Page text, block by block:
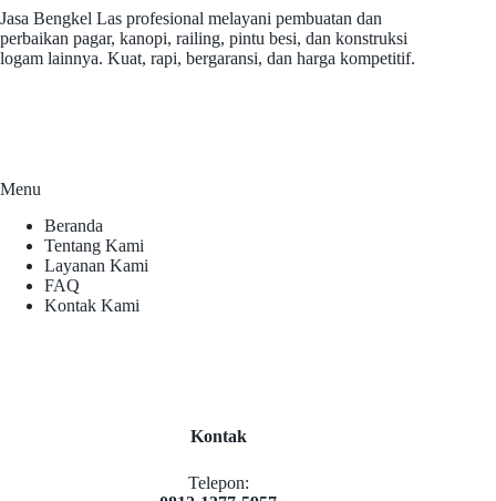
Jasa Bengkel Las profesional melayani pembuatan dan
perbaikan pagar, kanopi, railing, pintu besi, dan konstruksi
logam lainnya. Kuat, rapi, bergaransi, dan harga kompetitif.
Menu
Beranda
Tentang Kami
Layanan Kami
FAQ
Kontak Kami
Kontak
Telepon: